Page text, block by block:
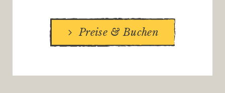
Preise & Buchen